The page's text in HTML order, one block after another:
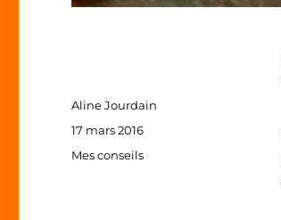
Auteur
Aline Jourdain
Publié
17 mars 2016
Catégories
Mes conseils